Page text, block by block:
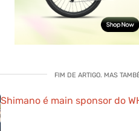
FIM DE ARTIGO. MAS
Shimano é main sponsor do